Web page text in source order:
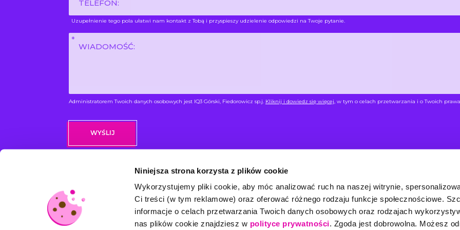
Niniejsza strona korzysta z plików cookie
Wykorzystujemy pliki cookie, aby móc analizować ruch na naszej witrynie,
Ci treści (w tym reklamowe) oraz oferować różnego rodzaju funkcje społecznościowe.
informacje o celach przetwarzania Twoich danych osobowych oraz rodzajach
nas plików cookie znajdziesz w polityce prywatności. Zgoda jest dobrowolna. Możesz
Uzupełnienie tego pola ułatwi nam kontakt z Tobą i przyspieszy udzielenie odpowiedzi na Twoje pytanie.
Wiadomość
Administratorem Twoich danych osobowych jest IQ3 Górski, Fiedorowicz sp.j. Kliknij i dowiedz się więcej, w tym o celach przetwarzania i o Twoich
MENU
Oferta Szkolenia wewnętrzne Trenerzy FAQ